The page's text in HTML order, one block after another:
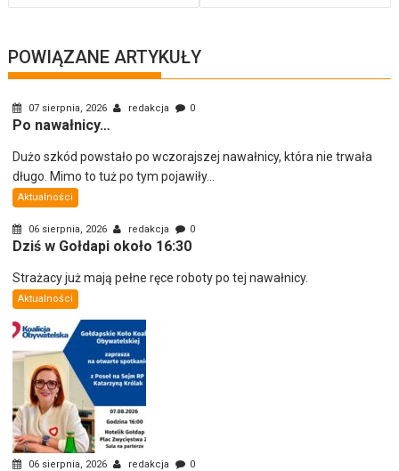
POWIĄZANE ARTYKUŁY
07 sierpnia, 2026 redakcja 0
Po nawałnicy…
Dużo szkód powstało po wczorajszej nawałnicy, która nie trwała
długo. Mimo to tuż po tym pojawiły...
Aktualności
06 sierpnia, 2026 redakcja 0
Dziś w Gołdapi około 16:30
Strażacy już mają pełne ręce roboty po tej nawałnicy.
Aktualności
06 sierpnia, 2026 redakcja 0